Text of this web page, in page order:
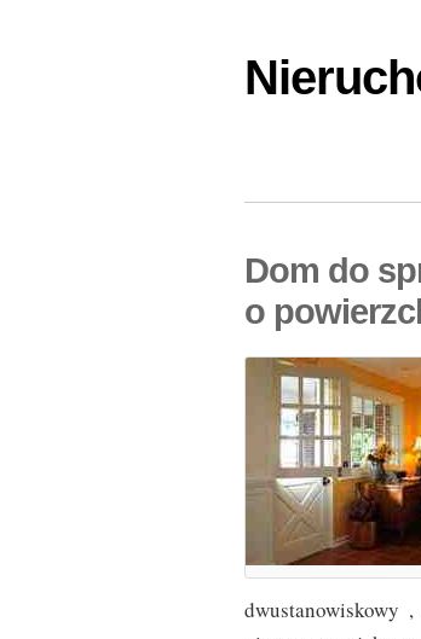
Dom do
o
dwustanowiskowy